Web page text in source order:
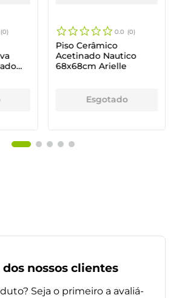
0 0.0 0
Piso Cerâmico
Acetinado Nautico
68x68cm Arielle
Esgotado
nossos clientes
Seja o primeiro a avaliá-